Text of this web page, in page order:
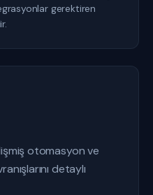
gerektiren
otomasyon ve
detaylı